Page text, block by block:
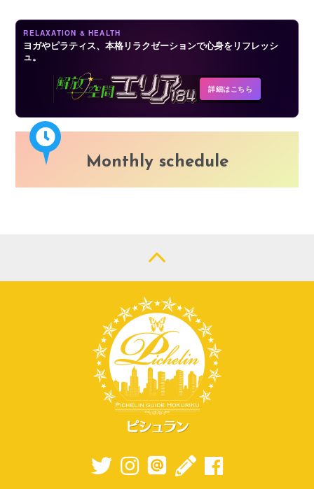
LOGIN
RELAXATION & HEALTH
ヨガやピラティス、本格リラクゼーションで心身をリフレッシ
ュ。
詳細はこちら
Monthly schedule